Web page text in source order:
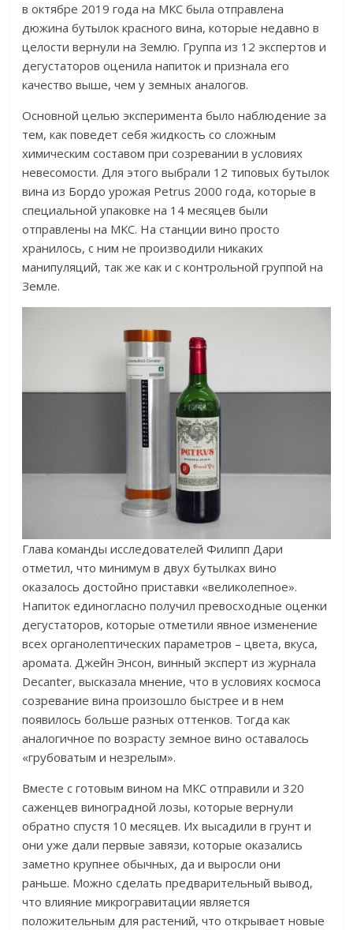
в октябре 2019 года на МКС была отправлена
дюжина бутылок красного вина, которые недавно в
целости вернули на Землю. Группа из 12 экспертов и
дегустаторов оценила напиток и признала его
качество выше, чем у земных аналогов.
Основной целью эксперимента было наблюдение за
тем, как поведет себя жидкость со сложным
химическим составом при созревании в условиях
невесомости. Для этого выбрали 12 типовых бутылок
вина из Бордо урожая Petrus 2000 года, которые в
специальной упаковке на 14 месяцев были
отправлены на МКС. На станции вино просто
хранилось, с ним не производили никаких
манипуляций, так же как и с контрольной группой на
Земле.
Глава команды исследователей Филипп Дари
отметил, что минимум в двух бутылках вино
оказалось достойно приставки «великолепное».
Напиток единогласно получил превосходные оценки
дегустаторов, которые отметили явное изменение
всех органолептических параметров – цвета, вкуса,
аромата. Джейн Энсон, винный эксперт из журнала
Decanter, высказала мнение, что в условиях космоса
созревание вина произошло быстрее и в нем
появилось больше разных оттенков. Тогда как
аналогичное по возрасту земное вино оставалось
«грубоватым и незрелым».
Вместе с готовым вином на МКС отправили и 320
саженцев виноградной лозы, которые вернули
обратно спустя 10 месяцев. Их высадили в грунт и
они уже дали первые завязи, которые оказались
заметно крупнее обычных, да и выросли они
раньше. Можно сделать предварительный вывод,
что влияние микрогравитации является
положительным для растений, что открывает новые